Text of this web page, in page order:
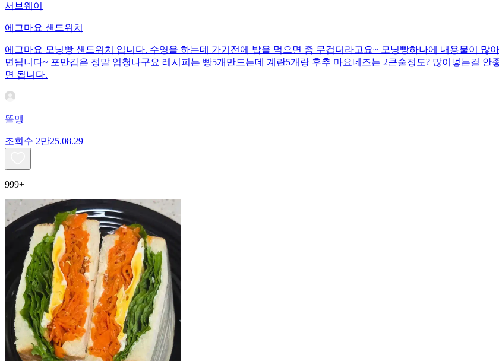
서브웨이
에그마요 샌드위치
에그마요 모닝빵 샌드위치 입니다. 수영을 하는데 가기전에 밥을 먹으면 좀 무겁더라고요~ 모닝빵하나에 내용물이 많
면됩니다~ 포만감은 정말 엄청나구요 레시피는 빵5개만드는데 계란5개랑 후추 마요네즈는 2큰술정도? 많이넣는걸
면 됩니다.
똘맹
조회수 2만25.08.29
999+